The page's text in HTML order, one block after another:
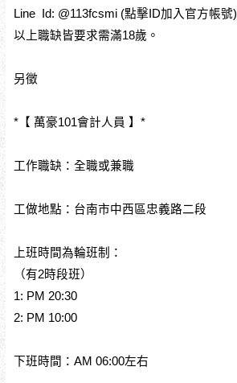
Line Id: @113fcsmi (點擊ID加入官方帳號)
以上職缺皆要求需滿18歲。
另徵
*【 萬豪101會計人員 】*
工作職缺：全職或兼職
工做地點：台南市中西區忠義路二段
上班時間為輪班制：
（有2時段班）
1: PM 20:30
2: PM 10:00
下班時間：AM 06:00左右